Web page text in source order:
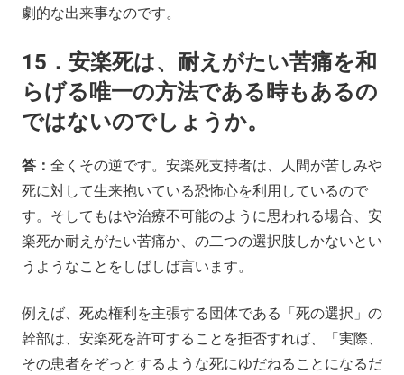
劇的な出来事なのです。
15．安楽死は、耐えがたい苦痛を和
らげる唯一の方法である時もあるの
ではないのでしょうか。
答： 全くその逆です。安楽死支持者は、人間が苦しみや
死に対して生来抱いている恐怖心を利用しているので
す。そしてもはや治療不可能のように思われる場合、安
楽死か耐えがたい苦痛か、の二つの選択肢しかないとい
うようなことをしばしば言います。
例えば、死ぬ権利を主張する団体である「死の選択」の
幹部は、安楽死を許可することを拒否すれば、「実際、
その患者をぞっとするような死にゆだねることになるだ